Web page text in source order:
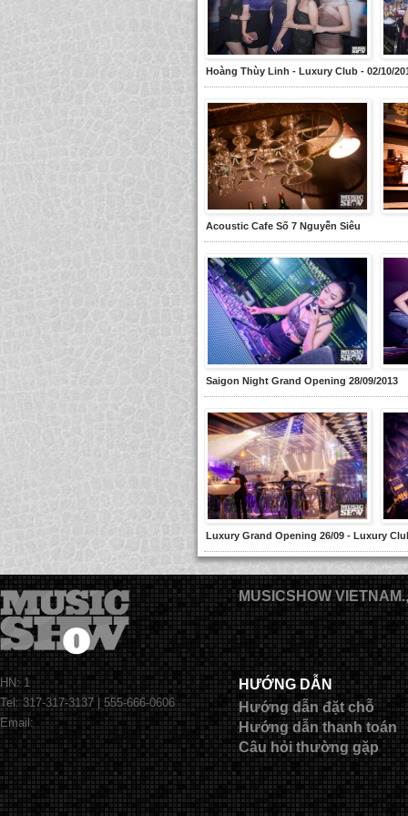
Hoàng Thùy Linh - Luxury Club - 02/10/
Acoustic Cafe Số 7 Nguyễn Siêu
Saigon Night Grand Opening 28/09/2013
Luxury Grand Opening 26/09 - Luxury
HN: 1
Tel: 317-317-3137 | 555-666-0606
Email:
MUSICSHOW VIETNAM.,
HƯỚNG DẪN
Hướng dẫn đặt chỗ
Hướng dẫn thanh toán
Câu hỏi thường gặp